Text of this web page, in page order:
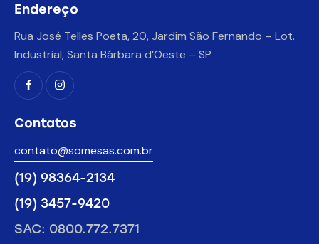
Endereço
Rua José Telles Poeta, 20, Jardim São Fernando – Lot.
Industrial, Santa Bárbara d’Oeste – SP
Contatos
contato@somesas.com.br
(19) 98364-2134
(19) 3457-9420
SAC: 0800.772.7371